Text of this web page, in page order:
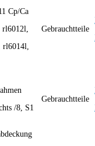
Cp/Ca
Gebrauchtteile
/8, S1
Gebrauchtteile